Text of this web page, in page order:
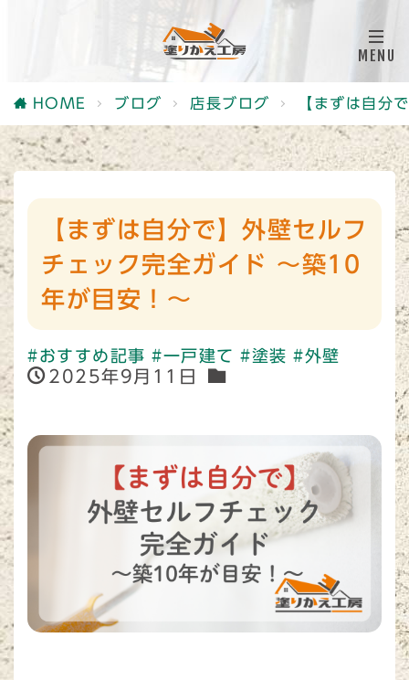
HOME ブログ 店長ブログ 【まずは自分
【まずは自分で】外壁セルフ
チェック完全ガイド ～築10
年が目安！～
#おすすめ記事 #一戸建て #塗装 #外壁
2025年9月11日